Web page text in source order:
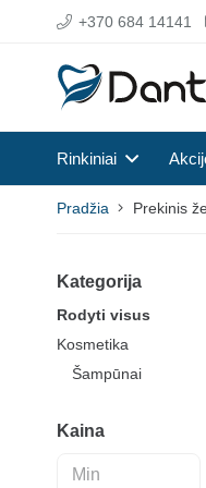
+370 684 14141
Rinkiniai
Pradžia Prekinis
Kategorija
Rodyti visus
Kosmetika
Šampūnai
Kaina